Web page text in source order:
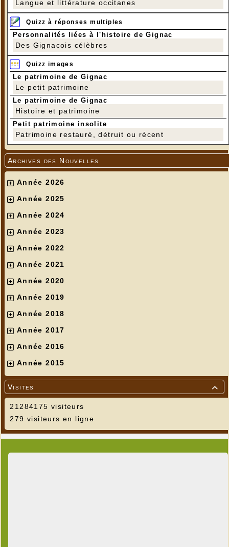
Langue et littérature occitanes
Quizz à réponses multiples
Personnalités liées à l'histoire de Gignac
Des Gignacois célèbres
Quizz images
Le patrimoine de Gignac
Le petit patrimoine
Le patrimoine de Gignac
Histoire et patrimoine
Petit patrimoine insolite
Patrimoine restauré, détruit ou récent
Archives des Nouvelles
Année 2026
Année 2025
Année 2024
Année 2023
Année 2022
Année 2021
Année 2020
Année 2019
Année 2018
Année 2017
Année 2016
Année 2015

Visites
21284175 visiteurs
279 visiteurs en ligne